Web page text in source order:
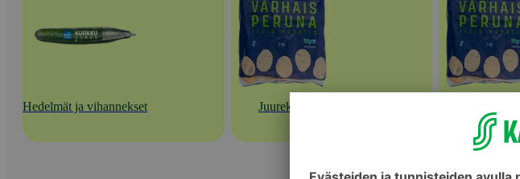
Hedelmät ja vihannekset Juurekset